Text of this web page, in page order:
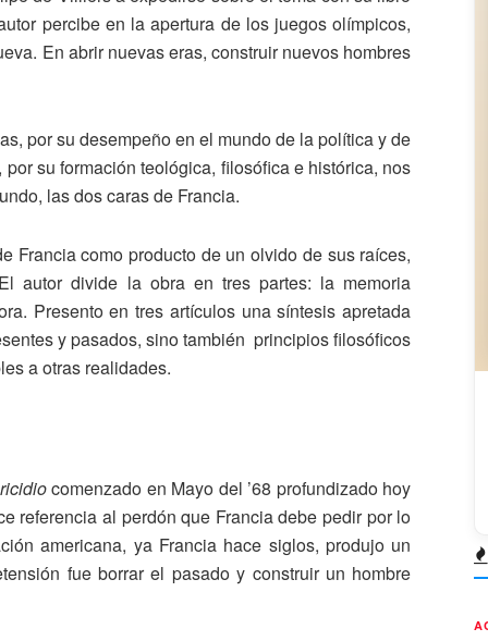
percibe en la apertura de los juegos olímpicos,
En abrir nuevas eras, construir nuevos hombres
por su desempeño en el mundo de la política y de
su formación teológica, filosófica e histórica, nos
las dos caras de Francia.
Francia como producto de un olvido de sus raíces,
autor divide la obra en tres partes: la memoria
Presento en tres artículos una síntesis apretada
y pasados, sino también principios filosóficos
a otras realidades.
comenzado en Mayo del ’68 profundizado hoy
referencia al perdón que Francia debe pedir por lo
americana, ya Francia hace siglos, produjo un
fue borrar el pasado y construir un hombre